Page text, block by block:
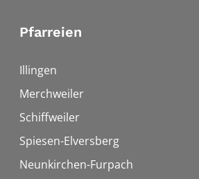
Pfarreien
Illingen
Merchweiler
Schiffweiler
Spiesen-Elversberg
Neunkirchen-Furpach